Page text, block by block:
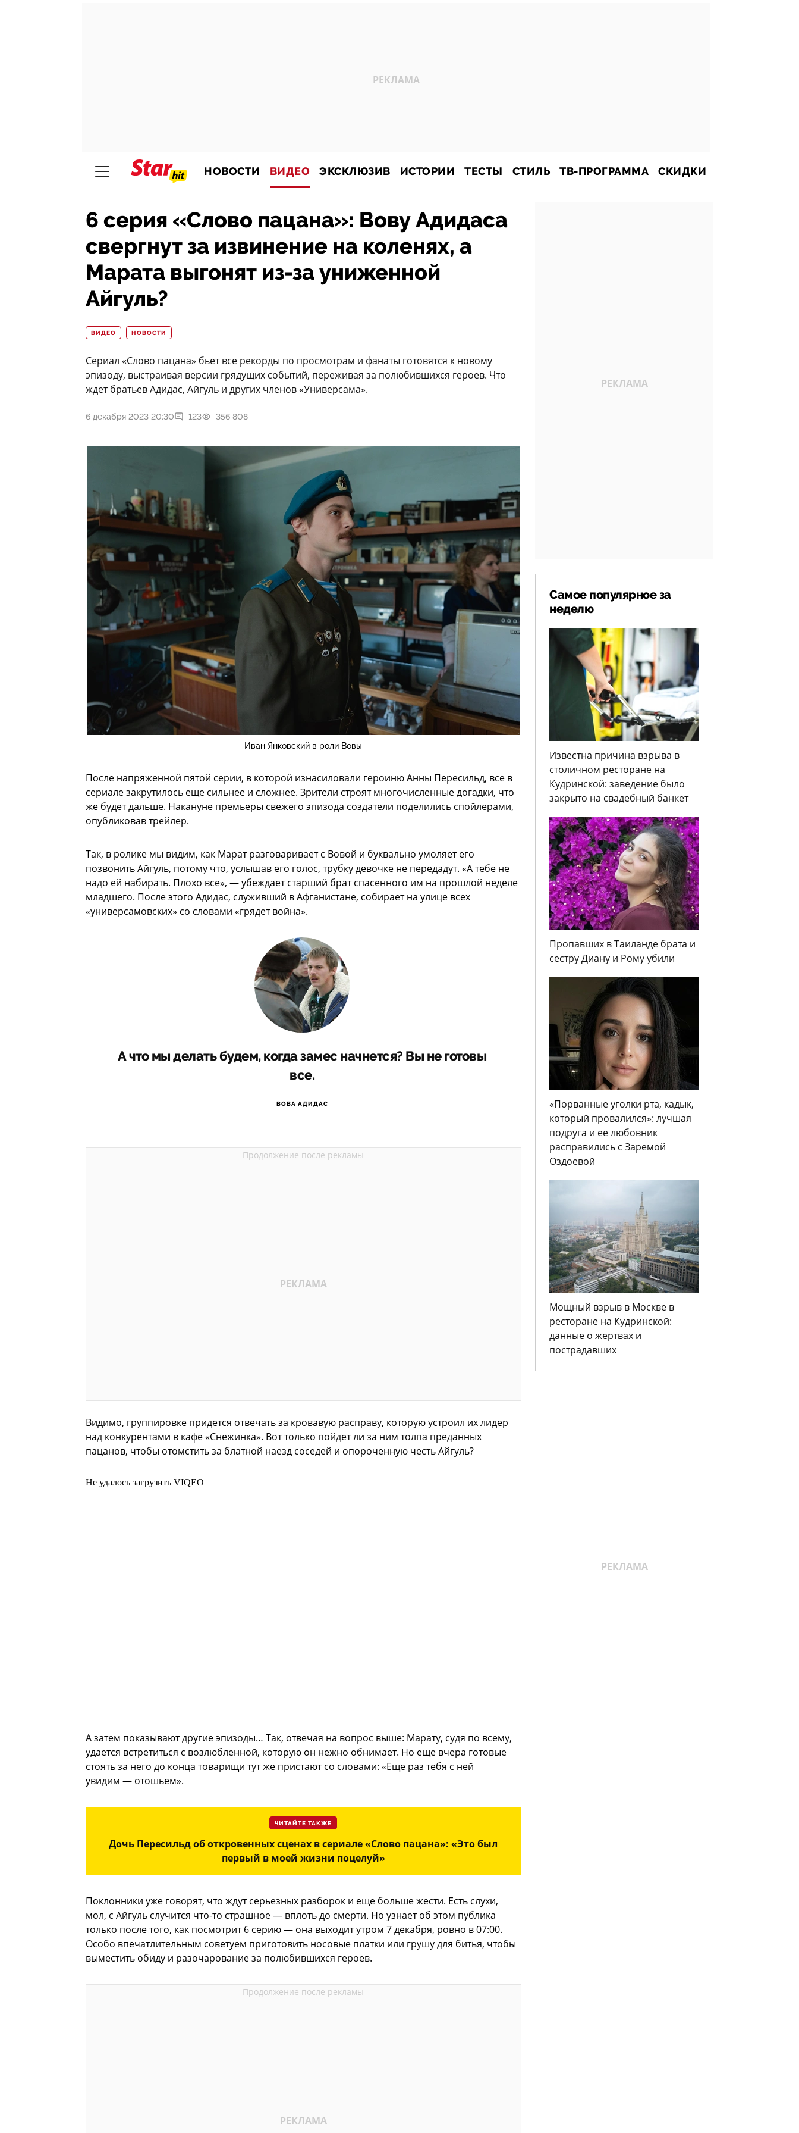
НОВОСТИ ВИДЕО ЭКСКЛЮЗИВ ИСТОРИИ ТЕСТЫ СТИЛЬ ТВ-ПРОГРАММА СКИДКИ
6 серия «Слово пацана»: Вову Адидаса
свергнут за извинение на коленях, а
Марата выгонят из-за униженной
Айгуль?
ВИДЕО НОВОСТИ
Сериал «Слово пацана» бьет все рекорды по просмотрам и фанаты готовятся к новому
эпизоду, выстраивая версии грядущих событий, переживая за полюбившихся героев. Что
ждет братьев Адидас, Айгуль и других членов «Универсама».
6 декабря 2023 20:30 123 356 808
Иван Янковский в роли Вовы
После напряженной пятой серии, в которой изнасиловали героиню Анны Пересильд, все в
сериале закрутилось еще сильнее и сложнее. Зрители строят многочисленные догадки, что
же будет дальше. Накануне премьеры свежего эпизода создатели поделились спойлерами,
опубликовав трейлер.
Так, в ролике мы видим, как Марат разговаривает с Вовой и буквально умоляет его
позвонить Айгуль, потому что, услышав его голос, трубку девочке не передадут. «А тебе не
надо ей набирать. Плохо все», — убеждает старший брат спасенного им на прошлой неделе
младшего. После этого Адидас, служивший в Афганистане, собирает на улице всех
«универсамовских» со словами «грядет война».
А что мы делать будем, когда замес начнется? Вы не готовы
все.
ВОВА АДИДАС
Видимо, группировке придется отвечать за кровавую расправу, которую устроил их лидер
над конкурентами в кафе «Снежинка». Вот только пойдет ли за ним толпа преданных
пацанов, чтобы отомстить за блатной наезд соседей и опороченную честь Айгуль?
Не удалось загрузить VIQEO
А затем показывают другие эпизоды… Так, отвечая на вопрос выше: Марату, судя по всему,
удается встретиться с возлюбленной, которую он нежно обнимает. Но еще вчера готовые
стоять за него до конца товарищи тут же пристают со словами: «Еще раз тебя с ней
увидим — отошьем».
ЧИТАЙТЕ ТАКЖЕ
Дочь Пересильд об откровенных сценах в сериале «Слово пацана»: «Это был
первый в моей жизни поцелуй»
Поклонники уже говорят, что ждут серьезных разборок и еще больше жести. Есть слухи,
мол, с Айгуль случится что-то страшное — вплоть до смерти. Но узнает об этом публика
только после того, как посмотрит 6 серию — она выходит утром 7 декабря, ровно в 07:00.
Особо впечатлительным советуем приготовить носовые платки или грушу для битья, чтобы
выместить обиду и разочарование за полюбившихся героев.
Самое популярное за
неделю
Известна причина взрыва в
столичном ресторане на
Кудринской: заведение было
закрыто на свадебный банкет
Пропавших в Таиланде брата и
сестру Диану и Рому убили
«Порванные уголки рта, кадык,
который провалился»: лучшая
подруга и ее любовник
расправились с Заремой
Оздоевой
Мощный взрыв в Москве в
ресторане на Кудринской:
данные о жертвах и
пострадавших